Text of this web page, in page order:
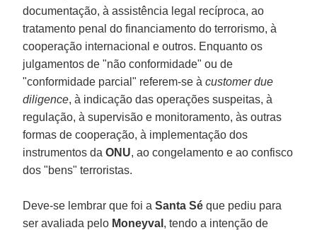
documentação, à assistência legal recíproca, ao
tratamento penal do financiamento do terrorismo, à
cooperação internacional e outros. Enquanto os
julgamentos de "não conformidade" ou de
"conformidade parcial" referem-se àcustomer due
diligence, à indicação das operações suspeitas, à
regulação, à supervisão e monitoramento, às outras
formas de cooperação, à implementação dos
instrumentos daONU, ao congelamento e ao confisco
dos "bens" terroristas.
Deve-se lembrar que foi aSanta Séque pediu para
ser avaliada pelo Moneyval , tendo a intenção de